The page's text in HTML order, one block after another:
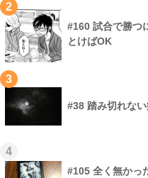
2
#160 試合で勝つ
とけばOK
3
#38 踏み切れな
4
#105 全く無かっ